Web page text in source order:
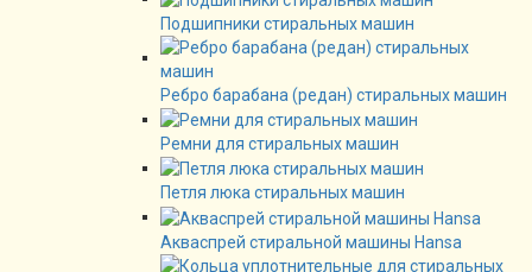
Подшипники стиральных машин
Ребро барабана (редан) стиральных машин
Ремни для стиральных машин
Петля люка стиральных машин
Акваспрей стиральной машины Hansa